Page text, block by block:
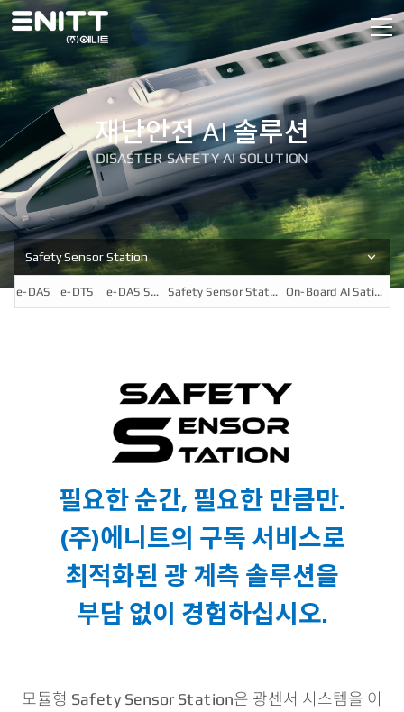
재난안전 AI 솔루션
DISASTER SAFETY AI SOLUTION
Safety Sensor Station
e-DAS e-DTS e-DAS SDK Safety Sensor Station On-Board AI Satiton
필요한 순간, 필요한 만큼만.
(주)에니트의 구독 서비스로
최적화된 광 계측 솔루션을
부담 없이 경험하십시오.
모듈형 Safety Sensor Station은 광센서 시스템을 이